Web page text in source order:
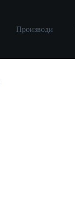
Производи